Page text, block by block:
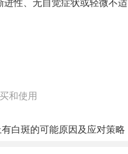
性、无自觉症状或轻微不适
和使用
白斑的可能原因及应对策略